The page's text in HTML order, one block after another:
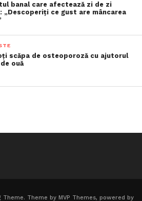
banal care afectează zi de zi
„Descoperiți ce gust are mâncarea
scăpa de osteoporoză cu ajutorul
ouă
Theme. Theme by MVP Themes, powered by